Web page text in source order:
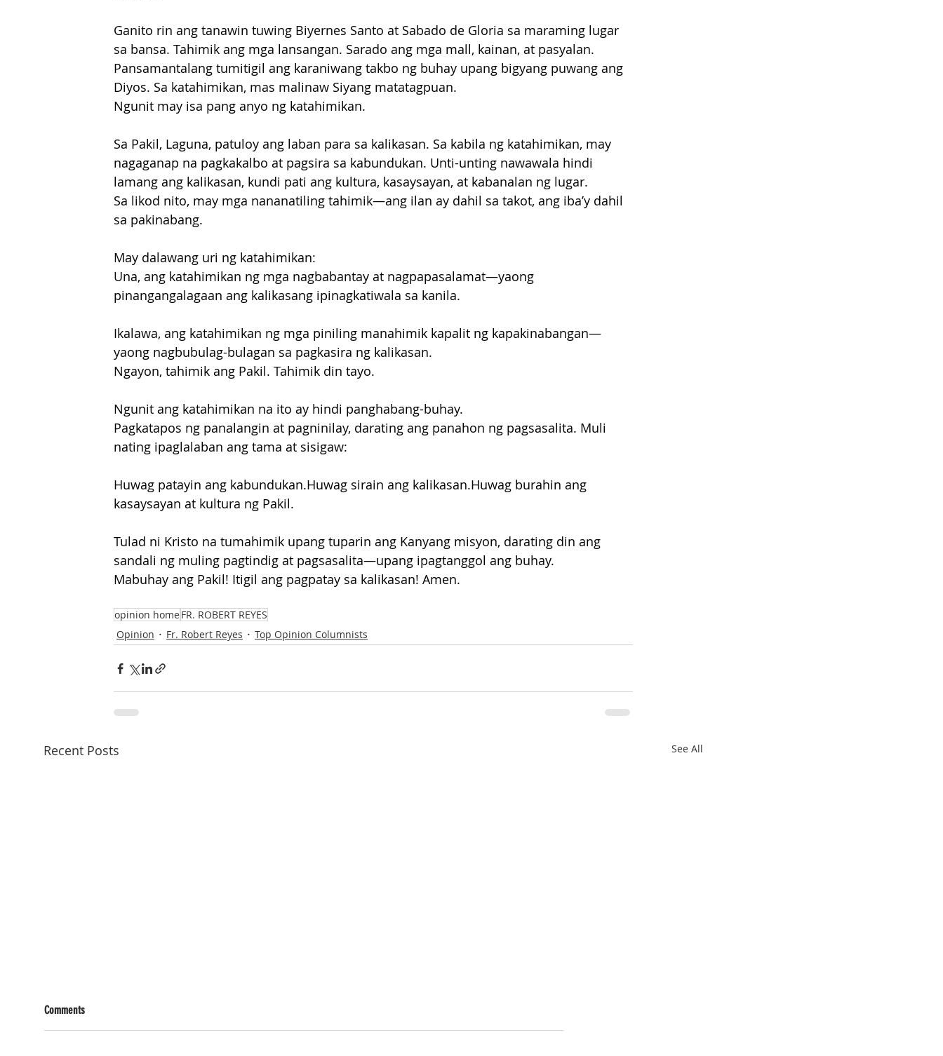
Ganito rin ang tanawin tuwing Biyernes Santo at Sabado de Gloria sa maraming lugar
sa bansa. Tahimik ang mga lansangan. Sarado ang mga mall, kainan, at pasyalan.
Pansamantalang tumitigil ang karaniwang takbo ng buhay upang bigyang puwang ang
Diyos. Sa katahimikan, mas malinaw Siyang matatagpuan.
Ngunit may isa pang anyo ng katahimikan.
Sa Pakil, Laguna, patuloy ang laban para sa kalikasan. Sa kabila ng katahimikan, may
nagaganap na pagkakalbo at pagsira sa kabundukan. Unti-unting nawawala hindi
lamang ang kalikasan, kundi pati ang kultura, kasaysayan, at kabanalan ng lugar.
Sa likod nito, may mga nananatiling tahimik—ang ilan ay dahil sa takot, ang iba’y dahil
sa pakinabang.
May dalawang uri ng katahimikan:
Una, ang katahimikan ng mga nagbabantay at nagpapasalamat—yaong
pinangangalagaan ang kalikasang ipinagkatiwala sa kanila.
Ikalawa, ang katahimikan ng mga piniling manahimik kapalit ng kapakinabangan—
yaong nagbubulag-bulagan sa pagkasira ng kalikasan.
Ngayon, tahimik ang Pakil. Tahimik din tayo.
Ngunit ang katahimikan na ito ay hindi panghabang-buhay.
Pagkatapos ng panalangin at pagninilay, darating ang panahon ng pagsasalita. Muli
nating ipaglalaban ang tama at sisigaw:
Huwag patayin ang kabundukan.Huwag sirain ang kalikasan.Huwag burahin ang
kasaysayan at kultura ng Pakil.
Tulad ni Kristo na tumahimik upang tuparin ang Kanyang misyon, darating din ang
sandali ng muling pagtindig at pagsasalita—upang ipagtanggol ang buhay.
Mabuhay ang Pakil! Itigil ang pagpatay sa kalikasan! Amen.
opinion homeFR. ROBERT REYES
Opinion
Fr. Robert Reyes Top Opinion Columnists
Recent Posts See All
Comments